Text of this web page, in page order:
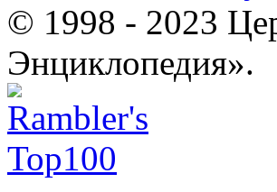
© 1998 - 2023
Энциклопедия».